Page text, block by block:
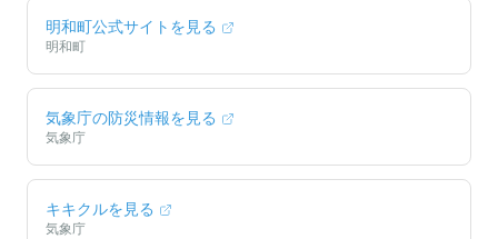
明和町公式サイトを見る
明和町
気象庁の防災情報を見る
気象庁
キキクルを見る
気象庁